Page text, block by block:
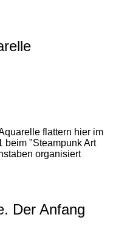
flattern hier im
beim "Steampunk Art
organisiert
Der Anfang